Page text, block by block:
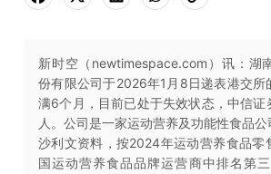
新时空（newtimespace.com）讯：湖
份有限公司于2026年1月8日递表港交所
满6个月，目前已处于失效状态，中信证
人。公司是一家运动营养及功能性食品
沙利文资料，按2024年运动营养食品零
国运动营养食品品牌运营商中排名第